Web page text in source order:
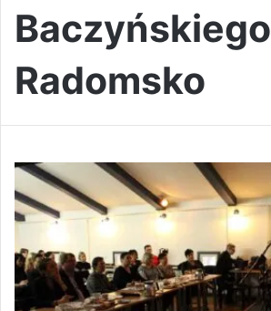
Baczyńskiego
Radomsko